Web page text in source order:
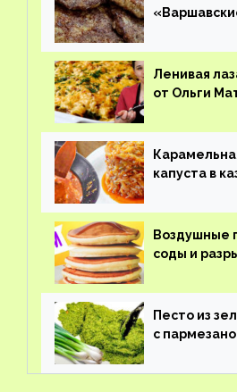
Ленивая
от Ольги
капуста в
Воздушные
соды и
Песто из
с